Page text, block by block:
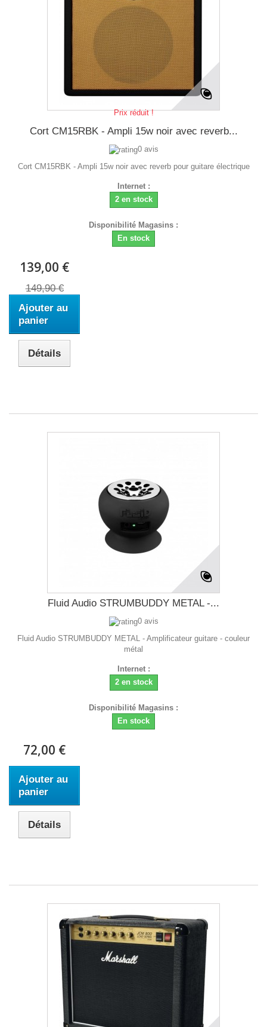
Prix réduit !
Cort CM15RBK - Ampli 15w noir avec reverb...
0 avis
Cort CM15RBK - Ampli 15w noir avec reverb pour guitare électrique
Internet :
2 en stock
Disponibilité Magasins :
En stock
139,00 €
149,90 €
Ajouter au
panier
Détails
Fluid Audio STRUMBUDDY METAL -...
0 avis
Fluid Audio STRUMBUDDY METAL - Amplificateur guitare - couleur
métal
Internet :
2 en stock
Disponibilité Magasins :
En stock
72,00 €
Ajouter au
panier
Détails